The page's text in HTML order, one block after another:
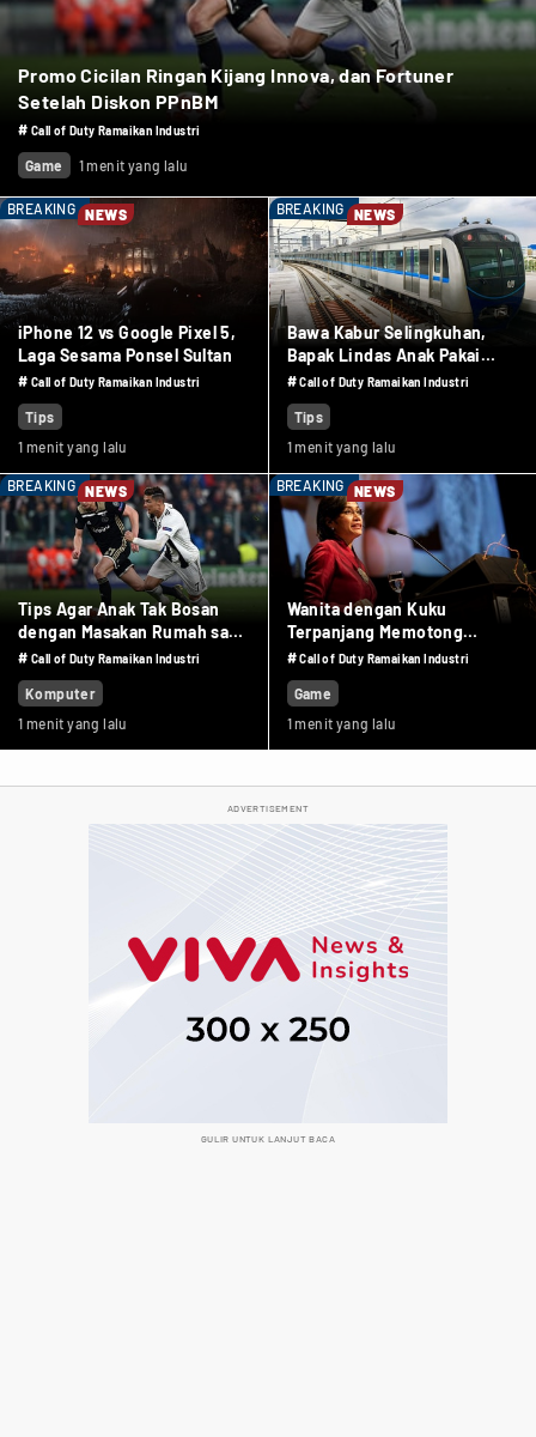
Promo Cicilan Ringan Kijang Innova, dan Fortuner
Setelah Diskon PPnBM
# Call of Duty Ramaikan Industri
Game 1 menit yang lalu
BREAKING NEWS
iPhone 12 vs Google Pixel 5,
Laga Sesama Ponsel Sultan
# Call of Duty Ramaikan Industri
Tips
1 menit yang lalu
BREAKING NEWS
Bawa Kabur Selingkuhan,
Bapak Lindas Anak Pakai
Truk Sawit
#Call of Duty Ramaikan Industri
Tips
1 menit yang lalu
BREAKING NEWS
Tips Agar Anak Tak Bosan
dengan Masakan Rumah saat
Pandemi
# Call of Duty Ramaikan Industri
Komputer
1 menit yang lalu
BREAKING NEWS
Wanita dengan Kuku
Terpanjang Memotong
Kukunya Sepanjang 733 cm
#Call of Duty Ramaikan Industri
Game
1 menit yang lalu
ADVERTISEMENT
GULIR UNTUK LANJUT BACA